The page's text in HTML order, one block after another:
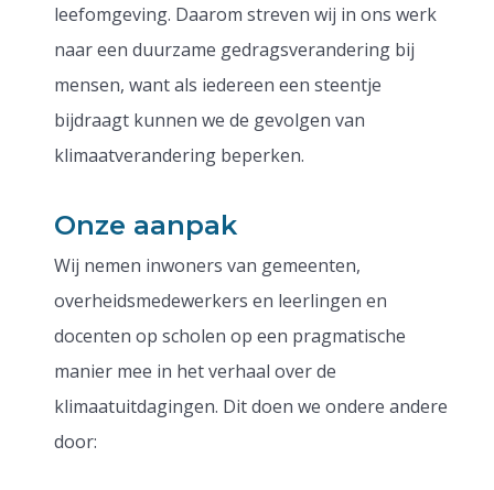
leefomgeving. Daarom streven wij in ons werk
naar een duurzame gedragsverandering bij
mensen, want als iedereen een steentje
bijdraagt kunnen we de gevolgen van
klimaatverandering beperken.
Onze aanpak
Wij nemen inwoners van gemeenten,
overheidsmedewerkers en leerlingen en
docenten op scholen op een pragmatische
manier mee in het verhaal over de
klimaatuitdagingen. Dit doen we ondere andere
door: